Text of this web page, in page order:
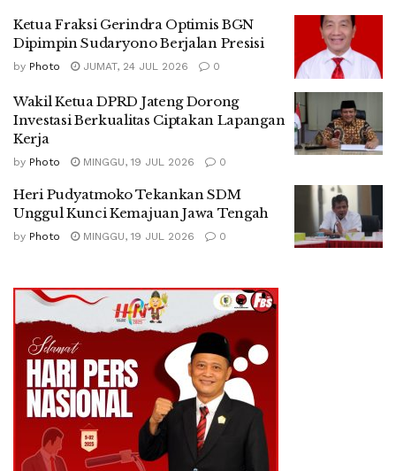
Ketua Fraksi Gerindra Optimis BGN
Dipimpin Sudaryono Berjalan Presisi
by Photo JUMAT, 24 JUL 2026 0
Wakil Ketua DPRD Jateng Dorong
Investasi Berkualitas Ciptakan Lapangan
Kerja
by Photo MINGGU, 19 JUL 2026 0
Heri Pudyatmoko Tekankan SDM
Unggul Kunci Kemajuan Jawa Tengah
by Photo MINGGU, 19 JUL 2026 0